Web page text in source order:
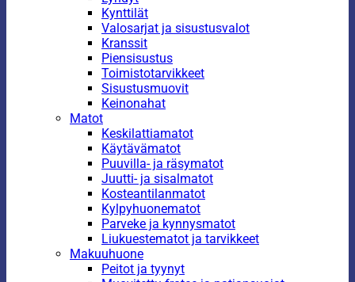
Kynttilät
Valosarjat ja sisustusvalot
Kranssit
Piensisustus
Toimistotarvikkeet
Sisustusmuovit
Keinonahat
Matot
Keskilattiamatot
Käytävämatot
Puuvilla- ja räsymatot
Juutti- ja sisalmatot
Kosteantilanmatot
Kylpyhuonematot
Parveke ja kynnysmatot
Liukuestematot ja tarvikkeet
Makuuhuone
Peitot ja tyynyt